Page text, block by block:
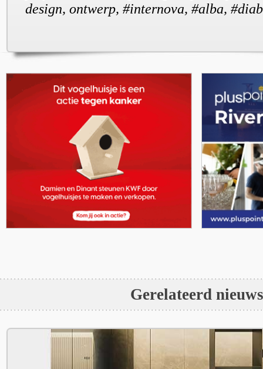
design, ontwerp, #internova, #alba,
Gerelateerd nieuws